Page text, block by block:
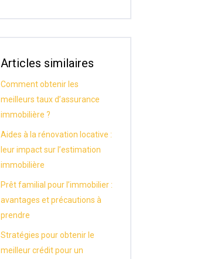
Articles similaires
Comment obtenir les
meilleurs taux d’assurance
immobilière ?
Aides à la rénovation locative :
leur impact sur l’estimation
immobilière
Prêt familial pour l’immobilier :
avantages et précautions à
prendre
Stratégies pour obtenir le
meilleur crédit pour un